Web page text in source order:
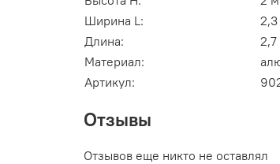
Ширина L:
Длина:
Материал:
Артикул:
Отзывы
Отзывов еще никто не оставлял